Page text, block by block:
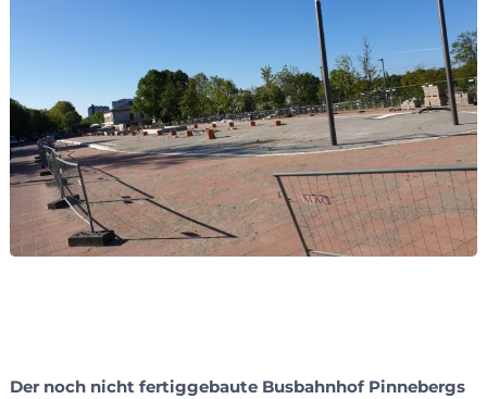
Der noch nicht fertiggebaute Busbahnhof Pinnebergs